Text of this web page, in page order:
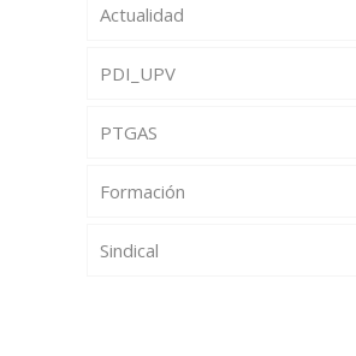
Actualidad
PDI_UPV
PTGAS
Formación
Sindical